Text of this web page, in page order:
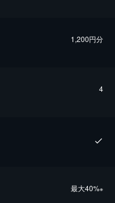
1,200円分
4
最⼤40%※